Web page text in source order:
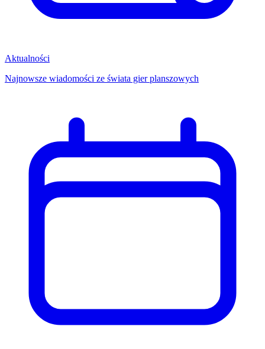
Aktualności
Najnowsze wiadomości ze świata gier planszowych